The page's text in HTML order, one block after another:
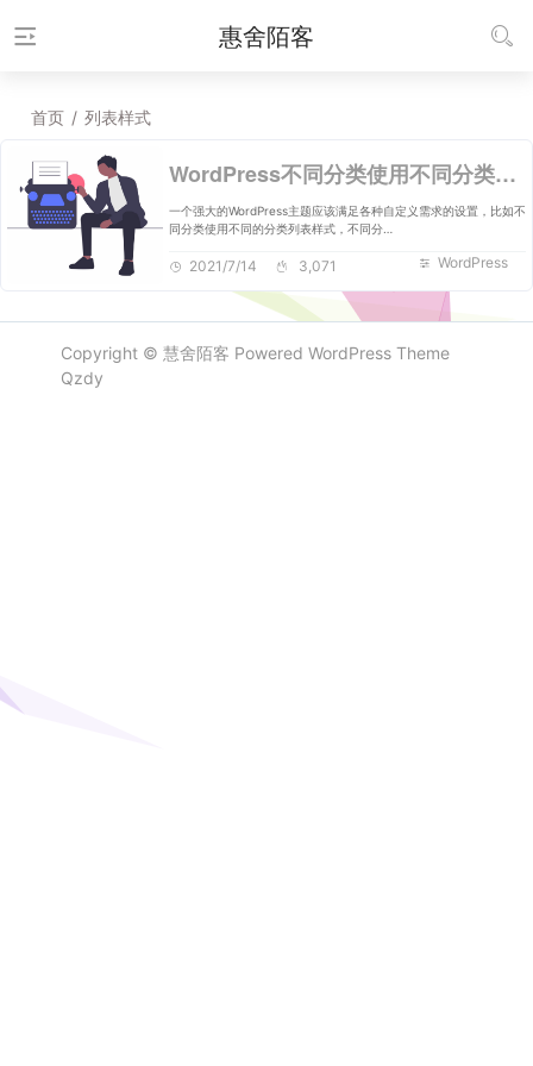
惠舍陌客
首页 / 列表样式
WordPress不同分类使用不同分类列表样式和文章样式
一个强大的WordPress主题应该满足各种自定义需求的设置，比如不
同分类使用不同的分类列表样式，不同分…
WordPress
2021/7/14 3,071
Copyright © 慧舍陌客 Powered WordPressTheme
Qzdy